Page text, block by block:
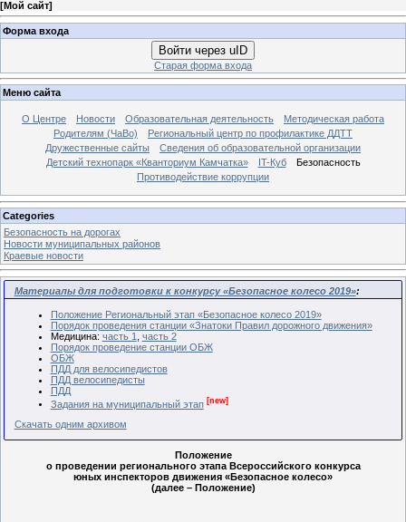
[Мой сайт]
Форма входа
Войти через uID
Старая форма входа
Меню сайта
О Центре Новости Образовательная деятельность
Методическая работа
Родителям (ЧаВо)
Региональный центр по профилактике ДДТТ
Дружественные сайты
Сведения об образовательной организации
Детский технопарк «Кванториум Камчатка»
IT-Куб
Безопасность
Противодействие коррупции
Categories
Безопасность на дорогах
Новости муниципальных районов
Краевые новости
Материалы для подготовки к конкурсу «Безопасное колесо 2019»:
Положение Региональный этап «Безопасное колесо 2019»
Порядок проведения станции «Знатоки Правил дорожного движения»
Медицина: часть 1
часть 2
Порядок проведение станции ОБЖ
ОБЖ
ПДД для велосипедистов
ПДД велосипедисты
ПДД
Задания на муниципальный этап [new]
Скачать одним архивом
Положение
о проведении регионального этапа Всероссийского конкурса
юных инспекторов движения «Безопасное колесо»
(далее – Положение)